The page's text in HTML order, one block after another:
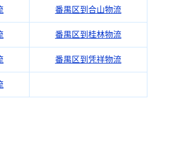
番禺区到合山物流
番禺区到桂林物流
番禺区到凭祥物流